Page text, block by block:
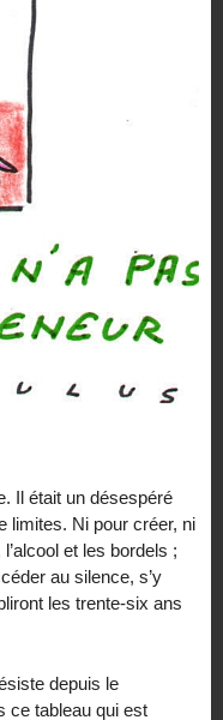
Il était un désespéré
limites. Ni pour créer, ni
et les bordels ;
au silence, s’y
les trente-six ans
depuis le
ce tableau qui est